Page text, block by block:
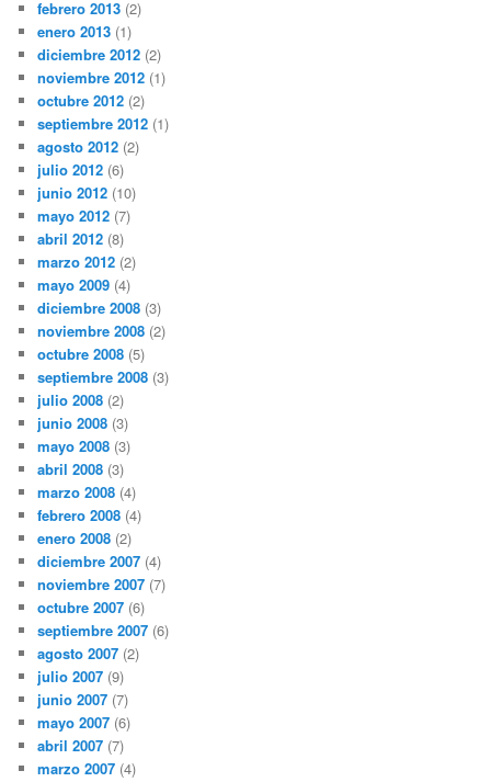
febrero 2013 (2)
enero 2013 (1)
diciembre 2012 (2)
noviembre 2012 (1)
octubre 2012 (2)
septiembre 2012 (1)
agosto 2012 (2)
julio 2012 (6)
junio 2012 (10)
mayo 2012 (7)
abril 2012 (8)
marzo 2012 (2)
mayo 2009 (4)
diciembre 2008 (3)
noviembre 2008 (2)
octubre 2008 (5)
septiembre 2008 (3)
julio 2008 (2)
junio 2008 (3)
mayo 2008 (3)
abril 2008 (3)
marzo 2008 (4)
febrero 2008 (4)
enero 2008 (2)
diciembre 2007 (4)
noviembre 2007 (7)
octubre 2007 (6)
septiembre 2007 (6)
agosto 2007 (2)
julio 2007 (9)
junio 2007 (7)
mayo 2007 (6)
abril 2007 (7)
marzo 2007 (4)